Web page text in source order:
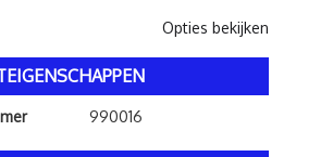
Opties bekijken
990016